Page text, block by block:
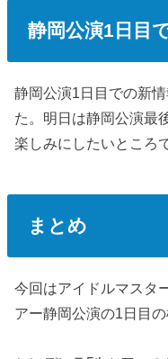
静岡公演1日目
静岡公演1日目での新
た。明日は静岡公演最
楽しみにしたいところ
まとめ
今回はアイドルマスタ
アー静岡公演の1日目